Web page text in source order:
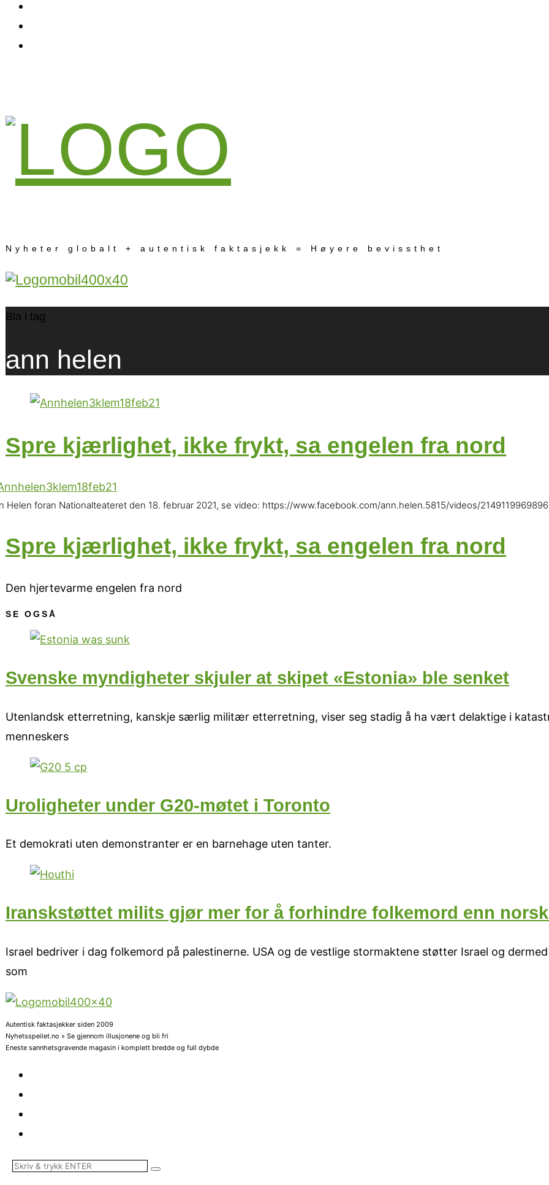
Nyheter globalt + autentisk faktasjekk = Høyere bevissthet
Bla i tag
ann helen
Spre kjærlighet, ikke frykt, sa engelen fra nord
Helen foran Nationalteateret den 18. februar 2021, se video: https://www.facebook.com/ann.helen.5815/videos/
Spre kjærlighet, ikke frykt, sa engelen fra nord
Den hjertevarme engelen fra nord
SE OGSÅ
Svenske myndigheter skjuler at skipet «Estonia» ble senket
Utenlandsk etterretning, kanskje særlig militær etterretning, viser seg stadig å ha vært delaktige i
menneskers
Uroligheter under G20-møtet i Toronto
Et demokrati uten demonstranter er en barnehage uten tanter.
Iranskstøttet milits gjør mer for å forhindre folkemord enn
Israel bedriver i dag folkemord på palestinerne. USA og de vestlige stormaktene støtter Israel og
som
Autentisk faktasjekker siden 2009
Nyhetsspeilet.no » Se gjennom illusjonene og bli fri
Eneste sannhetsgravende magasin i komplett bredde og full dybde